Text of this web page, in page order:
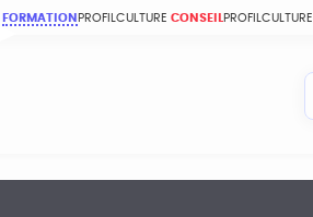
FORMATION PROFILCULTURE CONSEIL PROFILCULTURE